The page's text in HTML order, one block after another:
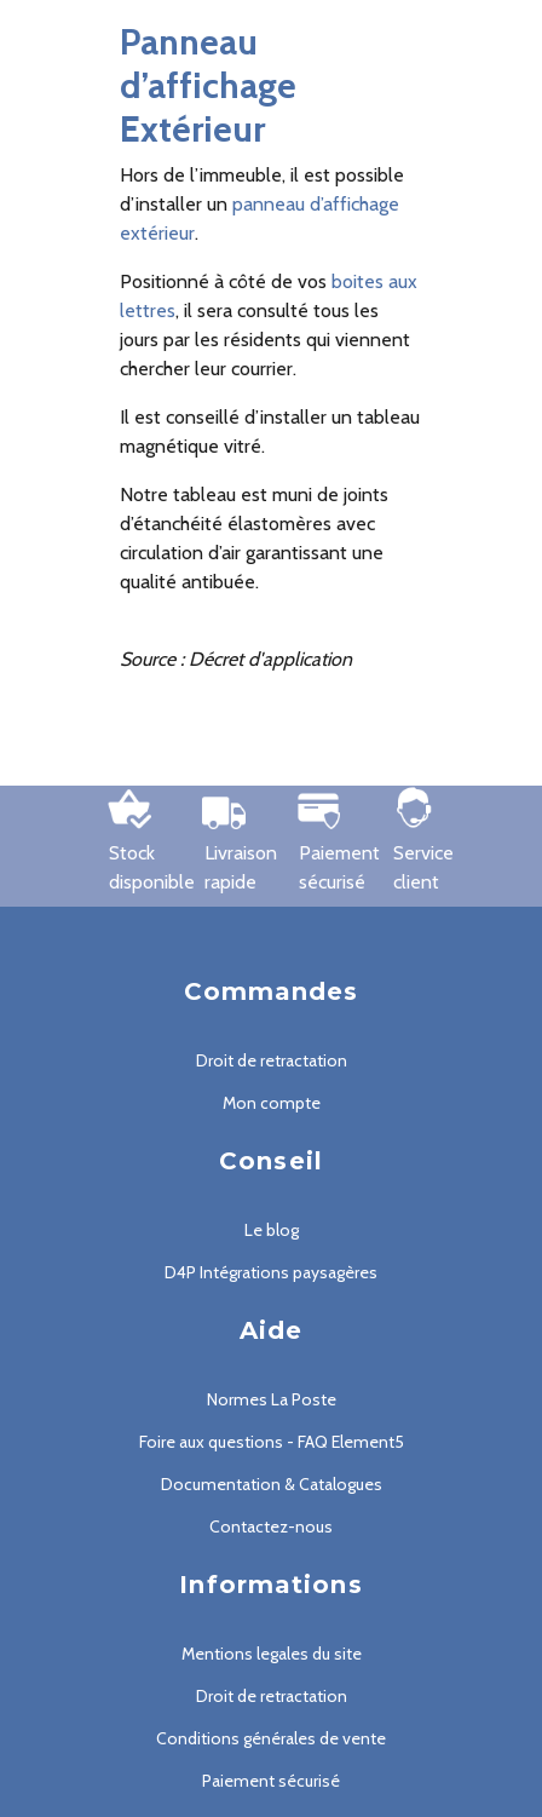
Panneau
d’affichage
Extérieur
Hors de l’immeuble, il est possible
d’installer unpanneau d’affichage
extérieur.
Positionné à côté de vos boites aux
lettres, il sera consulté tous les
jours par les résidents qui viennent
chercher leur courrier.
Il est conseillé d’installer un tableau
magnétique vitré.
Notre tableau est muni de joints
d’étanchéité élastomères avec
circulation d’air garantissant une
qualité antibuée.
Source : Décret d'application
Stock
disponible
Livraison
rapide
Paiement
sécurisé
Service
client
Commandes
Droit de retractation
Mon compte
Conseil
Le blog
D4P Intégrations paysagères
Aide
Normes La Poste
Foire aux questions - FAQ Element5
Documentation & Catalogues
Contactez-nous
Informations
Mentions legales du site
Droit de retractation
Conditions générales de vente
Paiement sécurisé